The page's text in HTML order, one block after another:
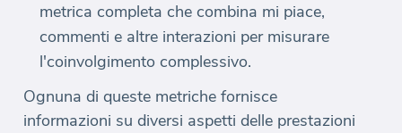
metrica completa che combina mi piace,
commenti e altre interazioni per misurare
l'coinvolgimento complessivo.
Ognuna di queste metriche fornisce
informazioni su diversi aspetti delle prestazioni